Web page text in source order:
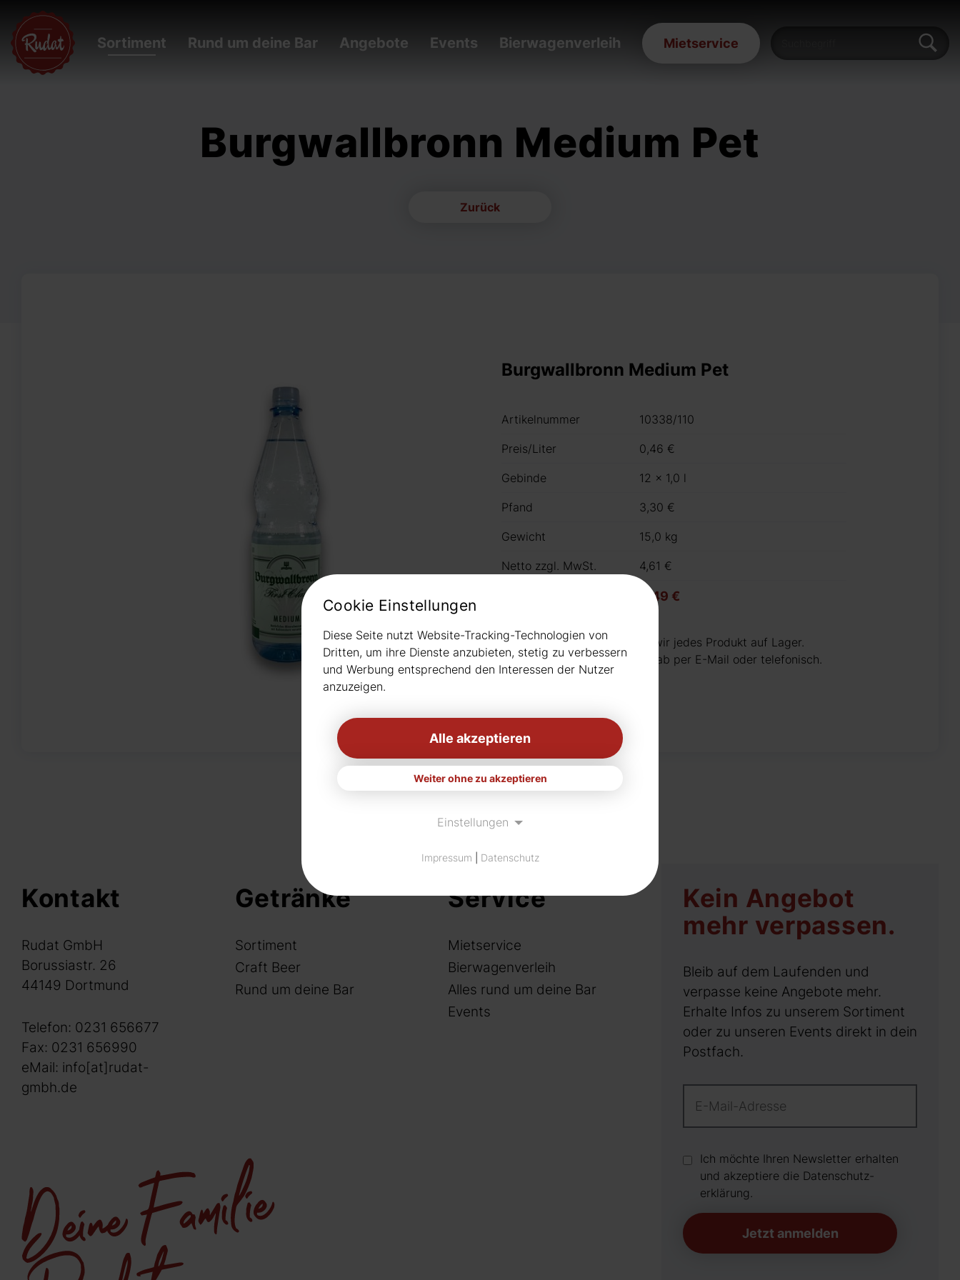
Sortiment Rund um deine Bar Angebote Events Bierwagenverleih Mietservice
Burgwallbronn Medium Pet
Zurück
Burgwallbronn Medium Pet
Artikelnummer 10338/110
Preis/Liter 0,46 €
Gebinde 12 x 1,0 l
Pfand 3,30 €
Gewicht 15,0 kg
Netto zzgl. MwSt. 4,61 €
5,49 €
Hinweis: nicht immer haben wir jedes Produkt auf Lager.
Bitte informieren Sie sich vorab per E-Mail oder telefonisch.
Kontakt
Rudat GmbH
Borussiastr. 26
44149 Dortmund
Telefon: 0231 656677
Fax: 0231 656990
eMail: info[at]rudat-
gmbh.de
Getränke
Sortiment
Craft Beer
Rund um deine Bar
Service
Mietservice
Bierwagenverleih
Alles rund um deine Bar
Events
Kein Angebot
mehr verpassen.
Bleib auf dem Laufenden und
verpasse keine Angebote mehr.
Erhalte Infos zu unserem Sortiment
oder zu unseren Events direkt in dein
Postfach.
Ich möchte Ihren Newsletter erhalten
und akzeptiere die Datenschutz­
erklärung.
Jetzt anmelden
Cookie Einstellungen
Diese Seite nutzt Website-Tracking-Technologien von
Dritten, um ihre Dienste anzubieten, stetig zu verbessern
und Werbung entsprechend den Interessen der Nutzer
anzuzeigen.
Alle akzeptieren
Weiter ohne zu akzeptieren
Einstellungen
Impressum Datenschutz